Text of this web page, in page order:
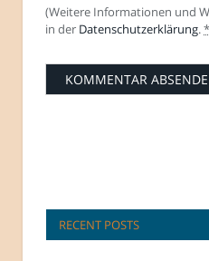
(Weitere Informationen und
in der Datenschutzerklärung.*
RECENT POSTS